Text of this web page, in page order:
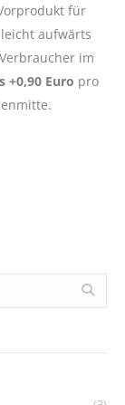
für
aufwärts
im
+0,90 Euro pro